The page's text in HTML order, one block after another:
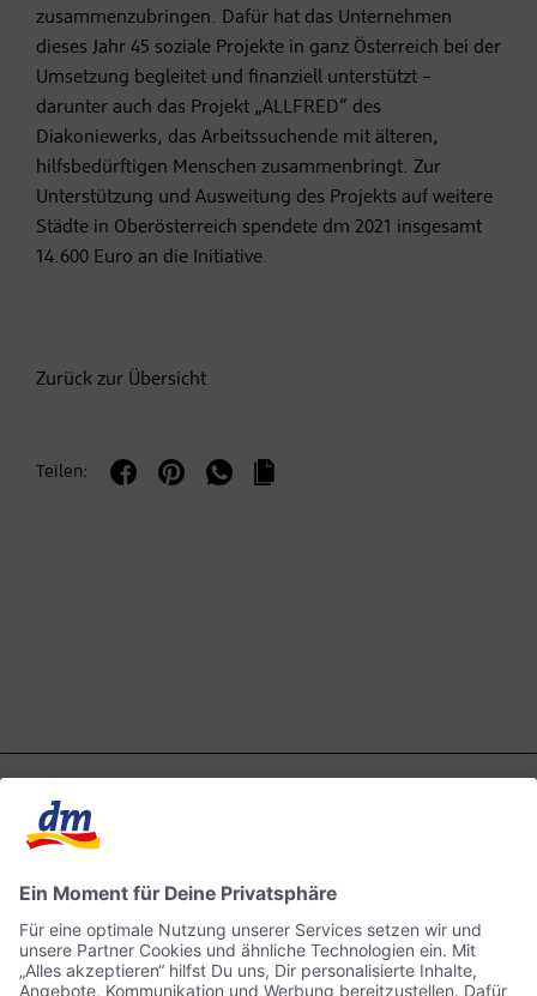
zusammenzubringen. Dafür hat das Unternehmen
dieses Jahr 45 soziale Projekte in ganz Österreich bei der
Umsetzung begleitet und finanziell unterstützt –
darunter auch das Projekt „ALLFRED“ des
Diakoniewerks, das Arbeitssuchende mit älteren,
hilfsbedürftigen Menschen zusammenbringt. Zur
Unterstützung und Ausweitung des Projekts auf weitere
Städte in Oberösterreich spendete dm 2021 insgesamt
14.600 Euro an die Initiative.
Zurück zur Übersicht
Teilen: